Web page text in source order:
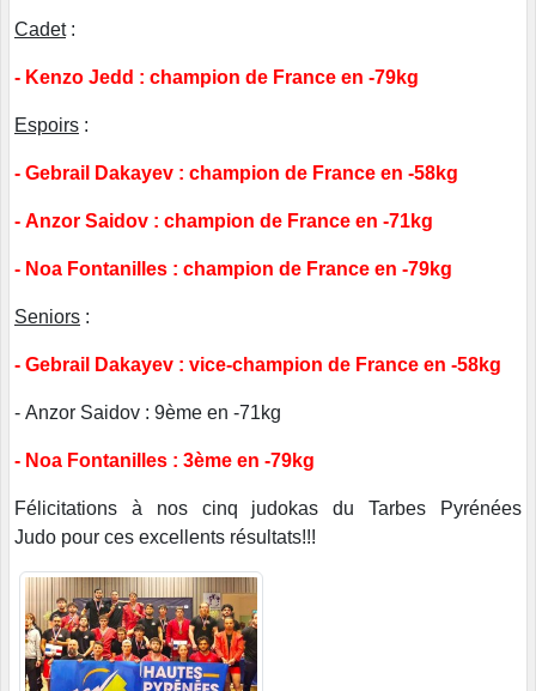
Cadet:
- Kenzo Jedd : champion de France en -79kg
Espoirs :
- Gebrail Dakayev : champion de France en -58kg
- Anzor Saidov : champion de France en -71kg
- Noa Fontanilles : champion de France en -79kg
Seniors :
- Gebrail Dakayev : vice-champion de France en -58kg
- Anzor Saidov : 9ème en -71kg
- Noa Fontanilles : 3ème en -79kg
Félicitations à nos cinq judokas du Tarbes Pyrénées
Judo pour ces excellents résultats!!!